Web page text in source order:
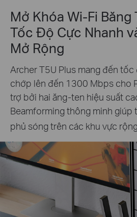
Mở Khóa Wi-Fi Băng
Tốc Độ Cực Nhanh
Mở Rộng
Archer T5U Plus mang đến
chớp lên đến 1300 Mbps cho
trợ bởi hai ăng-ten hiệu suất
Beamforming thông minh giúp
phủ sóng trên các khu vực